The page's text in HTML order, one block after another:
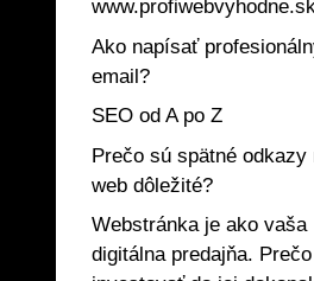
Ako napísať
email?
SEO od A po Z
Prečo sú spätné odkazy
web dôležité?
Webstránka je ako vaša
digitálna predajňa. Prečo